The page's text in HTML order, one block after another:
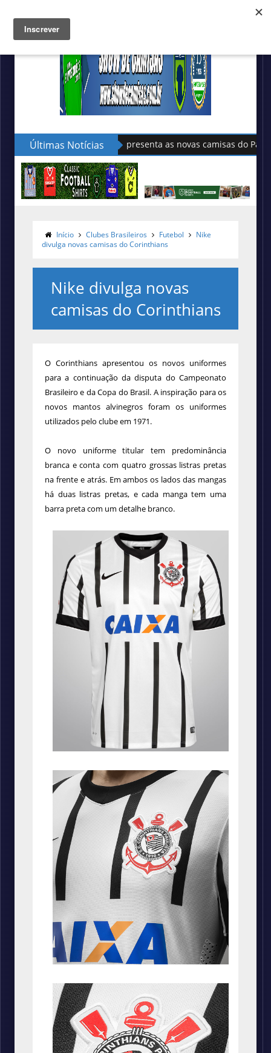
Últimas Notícias
Sudu apresenta as novas camisas do País de Gales
Início Clubes Brasileiros Futebol
Nike
divulga novas camisas do Corinthians
Nike divulga novas
camisas do Corinthians
O Corinthians apresentou os novos uniformes
para a continuação da disputa do Campeonato
Brasileiro e da Copa do Brasil. A inspiração para os
novos mantos alvinegros foram os uniformes
utilizados pelo clube em 1971.
O novo uniforme titular tem predominância
branca e conta com quatro grossas listras pretas
na frente e atrás. Em ambos os lados das mangas
há duas listras pretas, e cada manga tem uma
barra preta com um detalhe branco.